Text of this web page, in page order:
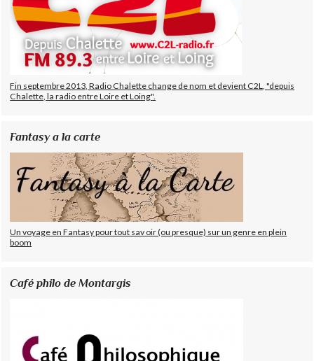
Fin septembre 2013, Radio Chalette change de nom et devient C2L, "depuis
Chalette, la radio entre Loire et Loing".
Fantasy a la carte
Un voyage en Fantasy pour tout sav oir (ou presque) sur un genre en plein
boom
Café philo de Montargis